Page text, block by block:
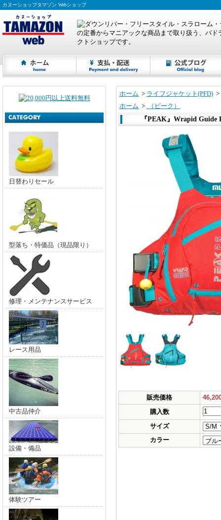
カヌーショップタマゾン Webショップ
日替わりセール
型落ち・特価品（現品限り）
修理・メンテナンスサービス
レース用品
中古品仲介
設備・備品
体験ツアー
ホーム > ライフジャケット(PFD) >
ホーム >
（ピーク）
『PEAK』Wrapid Guide
販売価格
購入数
サイズ
カラー